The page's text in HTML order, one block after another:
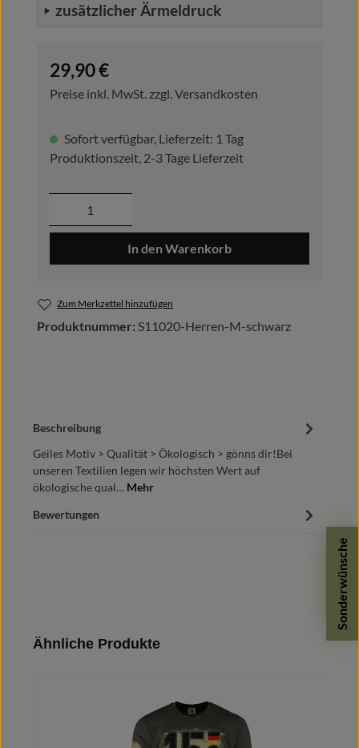
zusätzlicher Ärmeldruck
Regulärer Preis:
29,90 €
Preise inkl. MwSt. zzgl. Versandkosten
Sofort verfügbar, Lieferzeit: 1 Tag
Produktionszeit, 2-3 Tage Lieferzeit
Produkt Anzahl: Gib den gewünschten
In den Warenkorb
Zum Merkzettel hinzufügen
Produktnummer: S11020-Herren-M-schwarz
Sonderwünsche
Beschreibung
Geiles Motiv > Qualität > Ökologisch > gönns dir!Bei
unseren Textilien legen wir höchsten Wert auf
ökologische qual… Mehr
Bewertungen
Produktgalerie überspringen
Ähnliche Produkte